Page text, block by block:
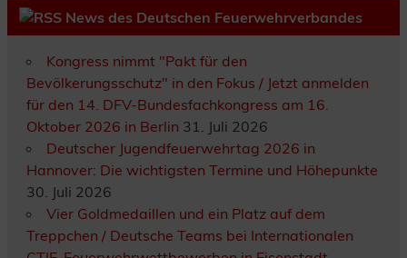
News des Deutschen Feuerwehrverbandes
Kongress nimmt "Pakt für den
Bevölkerungsschutz" in den Fokus / Jetzt anmelden
für den 14. DFV-Bundesfachkongress am 16.
Oktober 2026 in Berlin 31. Juli 2026
Deutscher Jugendfeuerwehrtag 2026 in
Hannover: Die wichtigsten Termine und Höhepunkte
30. Juli 2026
Vier Goldmedaillen und ein Platz auf dem
Treppchen / Deutsche Teams bei Internationalen